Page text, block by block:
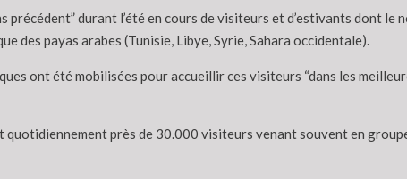
précédent” durant l’été en cours de visiteurs et d’estivants dont
des payas arabes (Tunisie, Libye, Syrie, Sahara occidentale).
ont été mobilisées pour accueillir ces visiteurs “dans les
près de 30.000 visiteurs venant souvent en